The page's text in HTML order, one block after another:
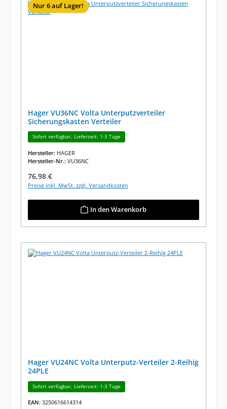
Nur 6 auf Lager!
Hager VU36NC Volta Unterputzverteiler
Sicherungskasten Verteiler
Sofort verfügbar, Lieferzeit: 1-3 Tage
Hersteller: HAGER
Hersteller-Nr.: VU36NC
Regulärer Preis:
76,98 €
Preise inkl. MwSt. zzgl. Versandkosten
In den Warenkorb
Hager VU24NC Volta Unterputz-Verteiler 2-Reihig
24PLE
Sofort verfügbar, Lieferzeit: 1-3 Tage
EAN: 3250616614314